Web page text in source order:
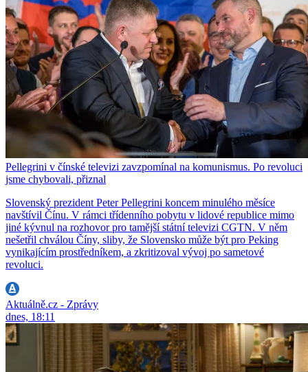
Pellegrini v čínské televizi zavzpomínal na komunismus. Po revoluci
jsme chybovali, přiznal
Slovenský prezident Peter Pellegrini koncem minulého měsíce
navštívil Čínu. V rámci třídenního pobytu v lidové republice mimo
jiné kývnul na rozhovor pro tamější státní televizi CGTN. V něm
nešetřil chválou Číny, sliby, že Slovensko může být pro Peking
vynikajícím prostředníkem, a zkritizoval vývoj po sametové
revoluci.
Aktuálně.cz - Zprávy
dnes, 18:11